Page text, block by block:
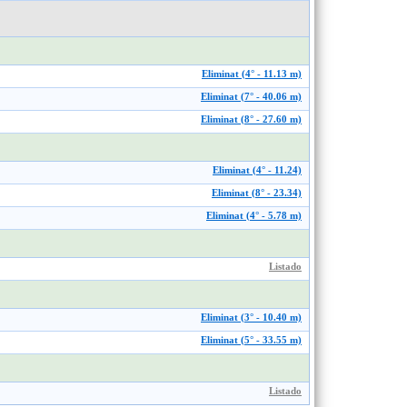
Eliminat (4° - 11.13 m)
Eliminat (7° - 40.06 m)
Eliminat (8° - 27.60 m)
Eliminat (4° - 11.24)
Eliminat (8° - 23.34)
Eliminat (4° - 5.78 m)
Listado
Eliminat (3° - 10.40 m)
Eliminat (5° - 33.55 m)
Listado